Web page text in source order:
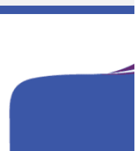
ងដំណឹងអីទេ។ ដីនឹងតាំងពីបែក
ចខ្ញុំអីក៏មិនទទួលយកដែរ។ គេ
កោះមាសទាំងមូល ស្នើដោយទទូ
ៅបាន។ លោកលើកឡើងថា៖ «
រស់នៅដោយស្របច្បាប់ ព្រោះខ
១០០គ្រួសារនៅសហគមន៍កោះមាស
កថ្ងៃទី២៩ ខែមករា ឆ្នាំ២
ាសិទ្ធិអន្តរជាតិនារី កាលពីថ្
ម្ចាស់ដីជួយការពារទឹកដីរបស់ពួ